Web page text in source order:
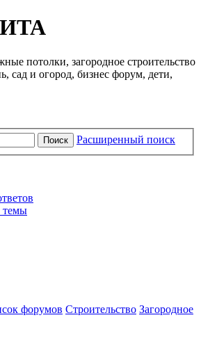
потолки, загородное строительство
сад и огород, бизнес форум, дети,
Поиск Расширенный поиск
темы
форумов Строительство Загородное